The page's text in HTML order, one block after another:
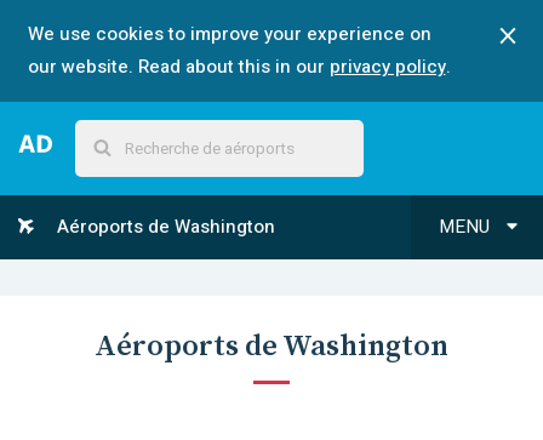
We use cookies to improve your experience on
our website. Read about this in our privacy policy.
MENU
Aéroports de Washington
Aéroports de Washington